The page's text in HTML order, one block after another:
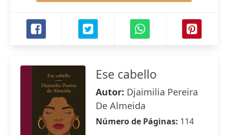
Ese cabello
Autor: Djaimilia Pereira
De Almeida
Número de Páginas: 114